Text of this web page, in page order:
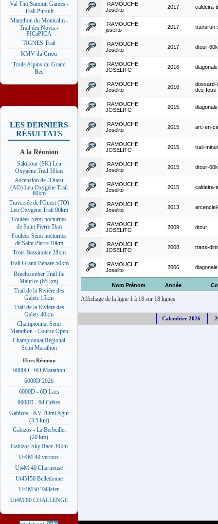
Val Tho Summit Games -
Trail Pursuit
Marathon du Montcalm -
Trail des Novis -
PICaPICA
TIGNES Trail
KMV du Criou
Trails Alpins du Grand
Bec
LES DERNIERS
RÉSULTATS
A la Réunion
Sakikour (SK) Leu
Oxygène Trail 30km
Ascension de l'Ouest
(AO) Leu Oxygène Trail
60km
Traversée de l'Ouest (TO)
Leu Oxygène Trail 90km
Foulées Semi nocturnes
de Saint Pierre 5km
Foulées Semi nocturnes
de Saint Pierre 10km
Trois Bassinoise 28km
Trail Grand Bénare 50km
Beachcomber Trail Ile
Maurice (65 km)
Trail de la Rivière des
Galets 15km
Trail de la Rivière des
Galets 40km
Championnat Semi
Marathon - Course Open
Championnat Régional
Semi Marathon
Hors Réunion
6000D - 6D Marathon
6000D 2026
6000D - 6D Lacs
6000D - 6d Crêtes
Gabizos - KV l'Omi Agut
(3.5 km)
Gabizos - La Berbeillet
(20 km)
Gabizos Sky Race 30km
Ut4M 40 vercors
Ut4M 40 Chartreuse
Ut4M50 Belledonne
Ut4M50 Taillefer
Ut4M 80 CHALLENGE
Nom Prénom Année
RAMOUCHE
Joselito
2017 caldeira-
RAMOUCHE
joselito
2017 transrun-
RAMOUCHE
Joselito
2017 dtour-
RAMOUCHE
JOSELITO
2016 diagonale
RAMOUCHE
Joselito
2016
dossard-
des-fous
RAMOUCHE
JOSELITO
2015 diagonale
RAMOUCHE
Joselito
2015 arc-en-
RAMOUCHE
JOSELITO
2015 trail-
RAMOUCHE
Joselito
2015 dtour-
RAMOUCHE
Joselito
2015 caldeira-
RAMOUCHE
Joselito
2013
RAMOUCHE
JOSELITO
2009 dtour
RAMOUCHE
JOSELITO
2008 trans-
RAMOUCHE
Joselito
2006 diagonale
Affichage de la ligne 1 à 18 sur 18 lignes
Calendrier 2026